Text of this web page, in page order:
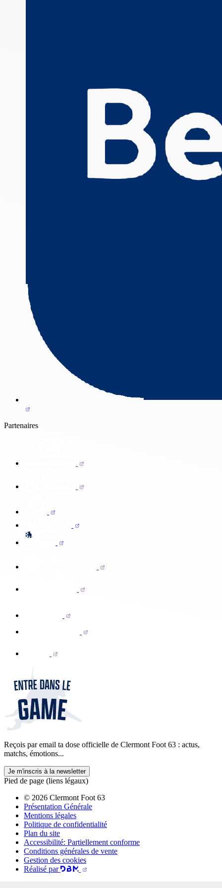
Partenaires
Reçois par email ta dose officielle de Clermont Foot 63 : actus,
matchs, émotions...
Je m'inscris à la newsletter
Pied de page (liens légaux)
© 2026 Clermont Foot 63
Présentation Générale
Mentions légales
Politique de confidentialité
Plan du site
Accessibilité: Partiellement conforme
Conditions générales de vente
Gestion des cookies
Réalisé par